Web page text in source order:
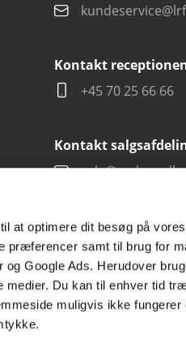
at optimere dit besøg på
præferencer samt til brug for
Google Ads. Herudover
medier. Du kan til enhver tid
muligvis ikke fungerer
Kontakt
+45 70 25 66 66
Kontakt
salg@carlsen.dk